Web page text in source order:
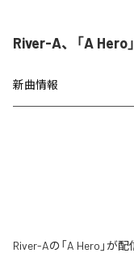
River-A、「A Hero
新曲情報
River-Aの「A Hero」が